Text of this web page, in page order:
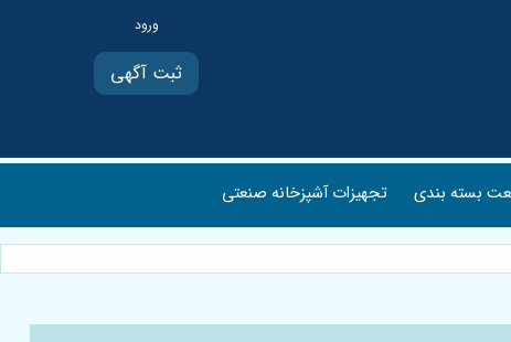
ثبت آگهی
بسته بندی تجهیزات آشپزخانه صنعتی